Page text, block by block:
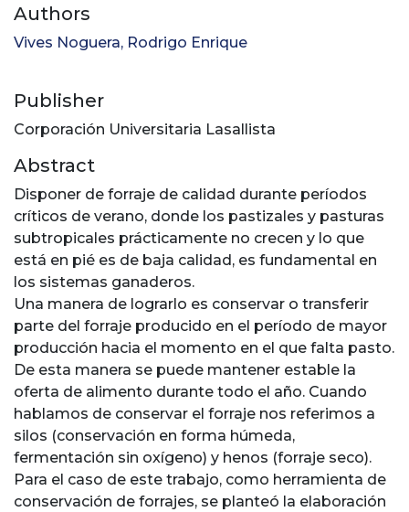
Authors
Vives Noguera, Rodrigo Enrique
Publisher
Corporación Universitaria Lasallista
Abstract
Disponer de forraje de calidad durante períodos
críticos de verano, donde los pastizales y pasturas
subtropicales prácticamente no crecen y lo que
está en pié es de baja calidad, es fundamental en
los sistemas ganaderos.
Una manera de lograrlo es conservar o transferir
parte del forraje producido en el período de mayor
producción hacia el momento en el que falta pasto.
De esta manera se puede mantener estable la
oferta de alimento durante todo el año. Cuando
hablamos de conservar el forraje nos referimos a
silos (conservación en forma húmeda,
fermentación sin oxígeno) y henos (forraje seco).
Para el caso de este trabajo, como herramienta de
conservación de forrajes, se planteó la elaboración